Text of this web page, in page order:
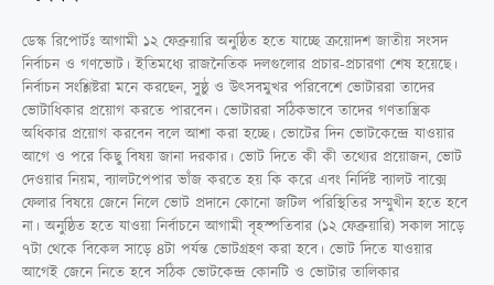
ডেস্ক রিপোর্টঃ আগামী ১২ ফেব্রুয়ারি অনুষ্ঠিত হতে যাচ্ছে ক্রয়োদশ জাতীয় সংসদ
নির্বাচন ও গণভোট। ইতিমধ্যে রাজনৈতিক দলগুলোর প্রচার-প্রচারণা শেষ হয়েছে।
নির্বাচন সংশ্লিষ্টরা মনে করছেন, সুষ্ঠু ও উৎসবমুখর পরিবেশে ভোটাররা তাদের
ভোটাধিকার প্রয়োগ করতে পারবেন। ভোটাররা সঠিকভাবে তাদের গণতান্ত্রিক
অধিকার প্রয়োগ করবেন বলে আশা করা হচ্ছে। ভোটের দিন ভোটকেন্দ্রে যাওয়ার
আগে ও পরে কিছু বিষয় জানা দরকার। ভোট দিতে কী কী তথ্যের প্রয়োজন, ভোট
দেওয়ার নিয়ম, ব্যালটপেপার ভাঁজ করতে হয় কি করে এবং নির্দিষ্ট ব্যালট বাক্সে
ফেলার বিষয়ে জেনে নিলে ভোট প্রদানে কোনো জটিল পরিস্থিতির সম্মুখীন হতে হবে
না। অনুষ্ঠিত হতে যাওয়া নির্বাচনে আগামী বৃহস্পতিবার (১২ ফেব্রুয়ারি) সকাল সাড়ে
৭টা থেকে বিকেল সাড়ে ৪টা পর্যন্ত ভোটগ্রহণ করা হবে। ভোট দিতে যাওয়ার
আগেই জেনে নিতে হবে সঠিক ভোটকেন্দ্র কোনটি ও ভোটার তালিকার